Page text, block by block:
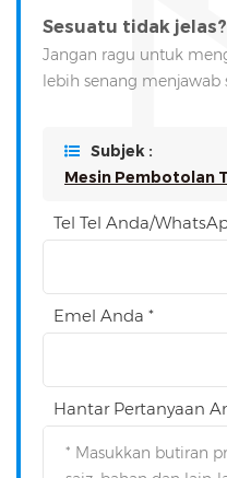
Sesuatu tidak jelas?
Jangan ragu untuk
lebih senang menjawab
Subjek :
Mesin Pembotolan
Tel Tel Anda/
Emel Anda *
Hantar Pertanyaan